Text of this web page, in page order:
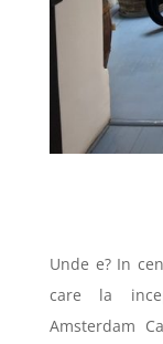
Unde e? In
care la
Amsterdam